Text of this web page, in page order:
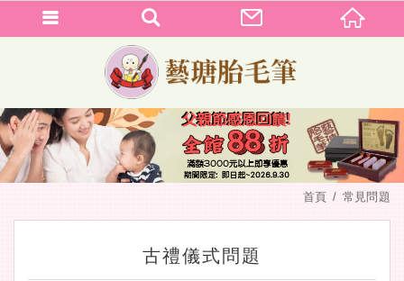
首頁 常見問題
古禮儀式問題